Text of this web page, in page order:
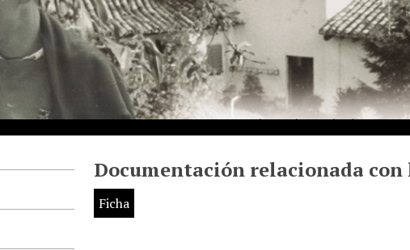
Documentación relacionada
Ficha